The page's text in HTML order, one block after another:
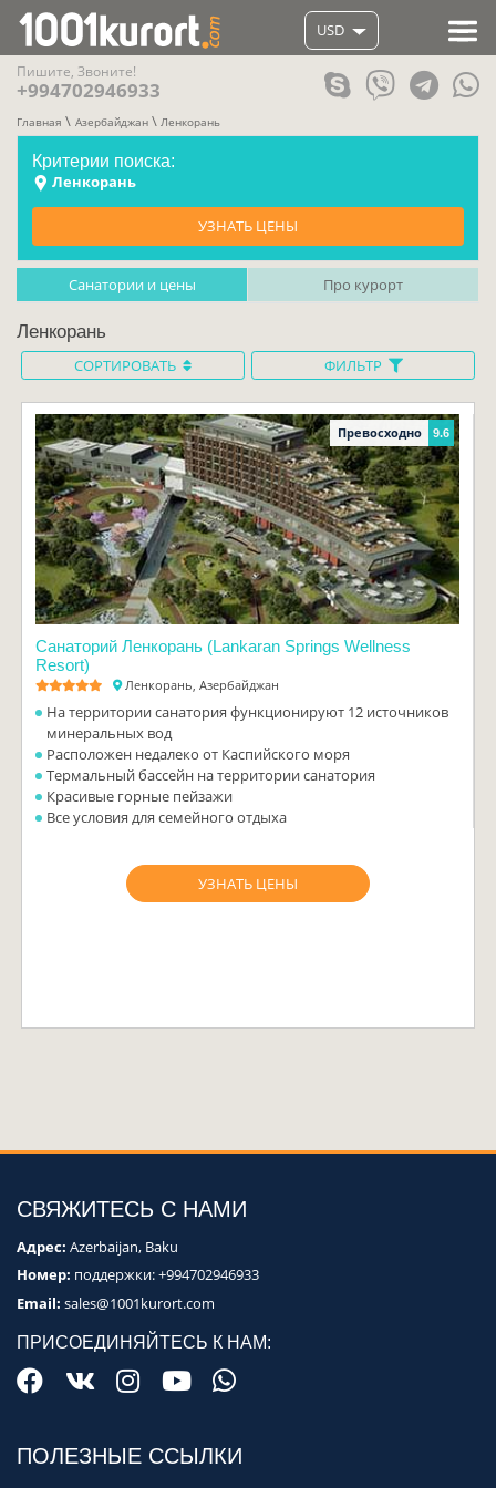
USD
Пишите, Звоните!
+994702946933
Главная Азербайджан Ленкорань
Критерии поиска:
Ленкорань
УЗНАТЬ ЦЕНЫ
Санатории и цены Про курорт
Ленкорань
СОРТИРОВАТЬ ФИЛЬТР
Превосходно 9.6
Санаторий Ленкорань (Lankaran Springs Wellness
Resort)
Ленкорань, Азербайджан
На территории санатория функционируют 12 источников
минеральных вод
Расположен недалеко от Каспийского моря
Термальный бассейн на территории санатория
Красивые горные пейзажи
Все условия для семейного отдыха
УЗНАТЬ ЦЕНЫ
СВЯЖИТЕСЬ С НАМИ
Адрес: Azerbaijan, Baku
Номер: поддержки:+994702946933
Email: sales@1001kurort.com
ПРИСОЕДИНЯЙТЕСЬ К НАМ:
ПОЛЕЗНЫЕ ССЫЛКИ